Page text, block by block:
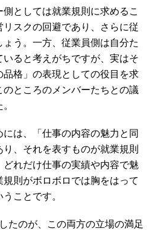
としては就業規則に求めるこ
スクの回避であり、さらに従
う。一方、従業員側は自分た
ると考えがちですが、実はそ
格」の表現としての役目を求
ところのメンバーたちとの議
は、「仕事の内容の魅力と同
、それを表すものが就業規則
れだけ仕事の実績や内容で魅
則がボロボロでは胸をはって
ことです。
たのが、この両方の立場の満足